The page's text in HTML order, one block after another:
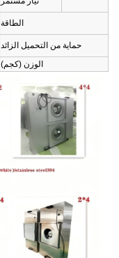
الطاقة
حماية من التحميل الزائد
الوزن (كجم)